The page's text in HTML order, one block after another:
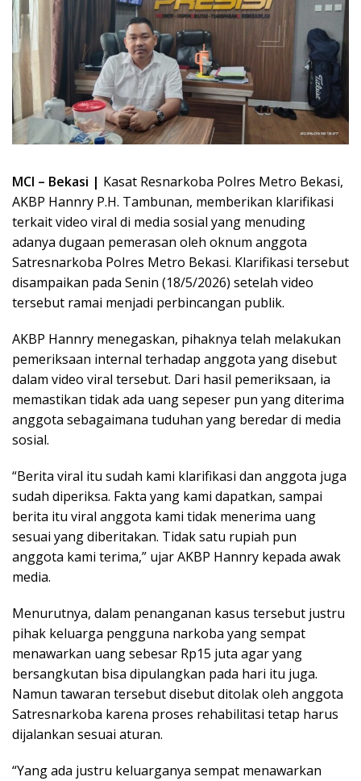
MCI – Bekasi | Kasat Resnarkoba Polres Metro Bekasi,
AKBP Hannry P.H. Tambunan, memberikan klarifikasi
terkait video viral di media sosial yang menuding
adanya dugaan pemerasan oleh oknum anggota
Satresnarkoba Polres Metro Bekasi. Klarifikasi tersebut
disampaikan pada Senin (18/5/2026) setelah video
tersebut ramai menjadi perbincangan publik.
AKBP Hannry menegaskan, pihaknya telah melakukan
pemeriksaan internal terhadap anggota yang disebut
dalam video viral tersebut. Dari hasil pemeriksaan, ia
memastikan tidak ada uang sepeser pun yang diterima
anggota sebagaimana tuduhan yang beredar di media
sosial.
“Berita viral itu sudah kami klarifikasi dan anggota juga
sudah diperiksa. Fakta yang kami dapatkan, sampai
berita itu viral anggota kami tidak menerima uang
sesuai yang diberitakan. Tidak satu rupiah pun
anggota kami terima,” ujar AKBP Hannry kepada awak
media.
Menurutnya, dalam penanganan kasus tersebut justru
pihak keluarga pengguna narkoba yang sempat
menawarkan uang sebesar Rp15 juta agar yang
bersangkutan bisa dipulangkan pada hari itu juga.
Namun tawaran tersebut disebut ditolak oleh anggota
Satresnarkoba karena proses rehabilitasi tetap harus
dijalankan sesuai aturan.
“Yang ada justru keluarganya sempat menawarkan